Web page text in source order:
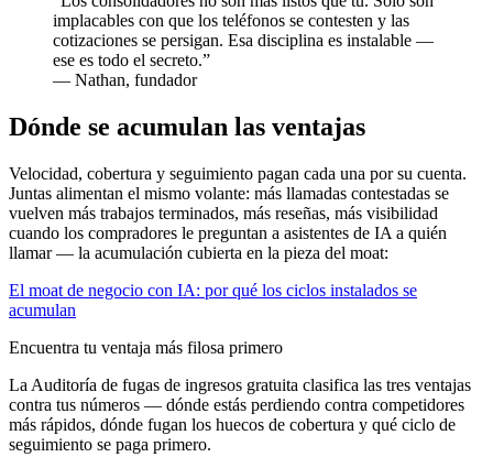
implacables con que los teléfonos se contesten y las
cotizaciones se persigan. Esa disciplina es instalable —
ese es todo el secreto.”
— Nathan, fundador
Dónde se acumulan las ventajas
Velocidad, cobertura y seguimiento pagan cada una por su cuenta.
Juntas alimentan el mismo volante: más llamadas contestadas se
vuelven más trabajos terminados, más reseñas, más visibilidad
cuando los compradores le preguntan a asistentes de IA a quién
llamar — la acumulación cubierta en la pieza del moat:
El moat de negocio con IA: por qué los ciclos instalados se
acumulan
Encuentra tu ventaja más filosa primero
La Auditoría de fugas de ingresos gratuita clasifica las tres ventajas
contra tus números — dónde estás perdiendo contra competidores
más rápidos, dónde fugan los huecos de cobertura y qué ciclo de
seguimiento se paga primero.